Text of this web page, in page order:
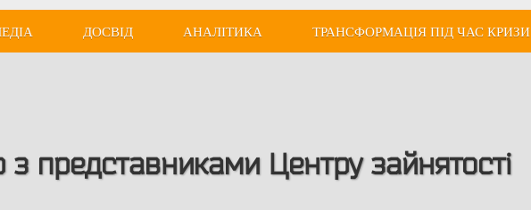
ДОСВІД АНАЛІТИКА ТРАНСФОРМАЦІЯ ПІД ЧАС КРИЗИ
представниками Центру зайнятості